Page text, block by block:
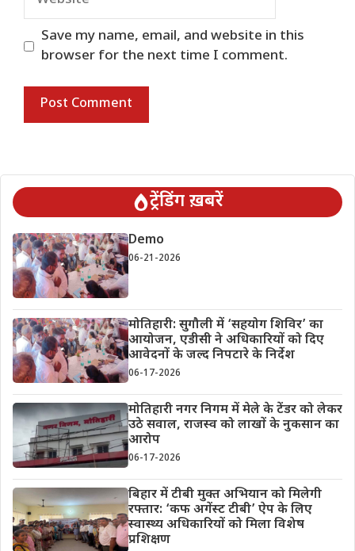
Save my name, email, and website in this
browser for the next time I comment.
ट्रेंडिंग ख़बरें
Demo
06-21-2026
मोतिहारी: सुगौली में ‘सहयोग शिविर’ का
आयोजन, एडीसी ने अधिकारियों को दिए
आवेदनों के जल्द निपटारे के निर्देश
06-17-2026
मोतिहारी नगर निगम में मेले के टेंडर को लेकर
उठे सवाल, राजस्व को लाखों के नुकसान का
आरोप
06-17-2026
बिहार में टीबी मुक्त अभियान को मिलेगी
रफ्तार: ‘कफ अगेंस्ट टीबी’ ऐप के लिए
स्वास्थ्य अधिकारियों को मिला विशेष
प्रशिक्षण